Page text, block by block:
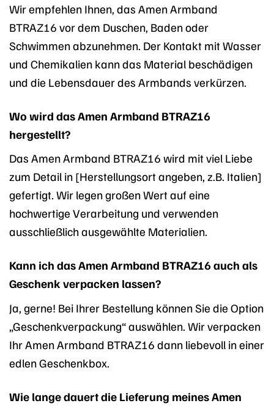
Wir empfehlen Ihnen, das Amen Armband
BTRAZ16 vor dem Duschen, Baden oder
Schwimmen abzunehmen. Der Kontakt mit Wasser
und Chemikalien kann das Material beschädigen
und die Lebensdauer des Armbands verkürzen.
Wo wird das Amen Armband BTRAZ16
hergestellt?
Das Amen Armband BTRAZ16 wird mit viel Liebe
zum Detail in [Herstellungsort angeben, z.B. Italien]
gefertigt. Wir legen großen Wert auf eine
hochwertige Verarbeitung und verwenden
ausschließlich ausgewählte Materialien.
Kann ich das Amen Armband BTRAZ16 auch als
Geschenk verpacken lassen?
Ja, gerne! Bei Ihrer Bestellung können Sie die Option
„Geschenkverpackung“ auswählen. Wir verpacken
Ihr Amen Armband BTRAZ16 dann liebevoll in einer
edlen Geschenkbox.
Wie lange dauert die Lieferung meines Amen